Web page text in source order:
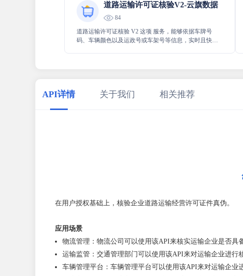
道路运输许可证核验V2-云旗数据
84
道路运输许可证核验 V2 这项 服务，能够依据车牌号
码、车辆颜色以及运政号或车架号等信息，实时且快速
API详情 关于我们 相关推荐
在用户授权基础上，核验企业道路运输经营许可证件真伪。
应用场景
物流管理：物流公司可以使用该API来核实运输企业是否具
运输监管：交通管理部门可以使用该API来对运输企业进行
车辆管理平台：车辆管理平台可以使用该API来对运输企业